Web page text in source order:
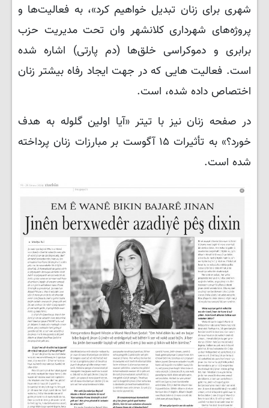
شهری برای زنان تبدیل خواهیم کرد»، به فعالیت‌ها و
پروژه‌های شهرداری کلانشهر وان تحت مدیریت حزب
برابری و دموکراسی خلق‌ها (دم پارتی) اشاره شده
است. فعالیت هایی که در جهت ایجاد رفاه بیشتر زنان
اختصاص داده شده، است.
در صفحه زنان نیز با تیتر «آیا اولین گلوله به هدف
خورد؟» به تأثیرات ۱۵ آگوست بر مبارزات زنان پرداخته
شده است.